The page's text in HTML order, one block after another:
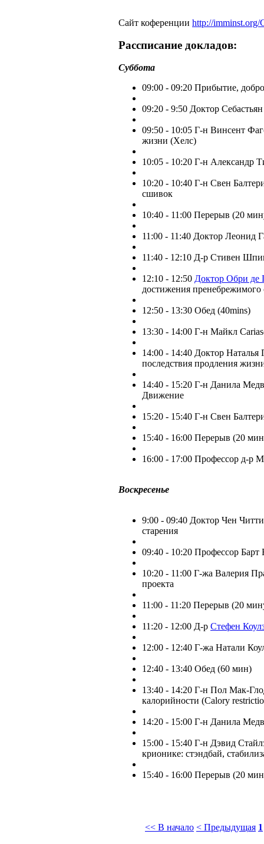
Сайт коференции http://imminst.org/
Рассписание докладов:
Суббота
09:00 - 09:20 Прибытие,
09:20 - 9:50 Доктор
09:50 - 10:05 Г-н Винсент
жизни (Хелс)
10:05 - 10:20 Г-н Александр
10:20 - 10:40 Г-н Свен
сшивок
10:40 - 11:00 Перерыв (20
11:00 - 11:40 Доктор Леонид
11:40 - 12:10 Д-р Стивен
12:10 - 12:50 Доктор Обри де
достижения пренебрежимого
12:50 - 13:30 Обед (40mins)
13:30 - 14:00 Г-н Майкл
14:00 - 14:40 Доктор Наталья
последствия продления
14:40 - 15:20 Г-н Данила
Движение
15:20 - 15:40 Г-н Свен
15:40 - 16:00 Перерыв (20
16:00 - 17:00 Профессор д-р
Воскресенье
9:00 - 09:40 Доктор Чен
старения
09:40 - 10:20 Профессор Барт
10:20 - 11:00 Г-жа Валерия
проекта
11:00 - 11:20 Перерыв (20
11:20 - 12:00 Д-р Стефен
12:00 - 12:40 Г-жа Натали
12:40 - 13:40 Обед (60 мин)
13:40 - 14:20 Г-н Пол Мак-
калорийности (Calory
14:20 - 15:00 Г-н Данила
15:00 - 15:40 Г-н Дэвид
крионике: стэндбай,
15:40 - 16:00 Перерыв (20
<< В начало < Предыдущая 1